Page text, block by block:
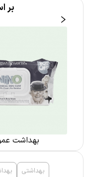
بر
بهداشت
بهداشتی